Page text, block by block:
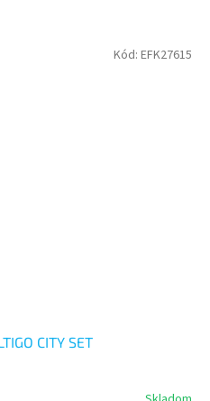
CITY SET
Kód: EFK27615